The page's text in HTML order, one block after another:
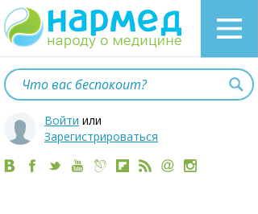
Войти или
Зарегистрироваться